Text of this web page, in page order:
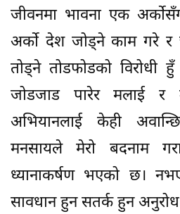
जीवनमा भावना एक
अर्को देश जोड्ने काम गरे र
तोड्ने तोडफोडको विरोधी
जोडजाड पारेर मलाई र
अभियानलाई केही
मनसायले मेरो बदनाम
ध्यानाकर्षण भएको छ।
सावधान हुन सतर्क हुन अनुरोध